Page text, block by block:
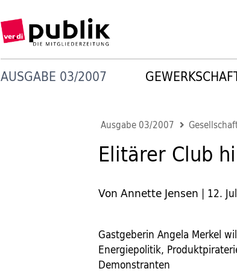
AUSGABE 03/2007
Ausgabe 03/2007
Elitärer Club
Von Annette Jensen | 12.
Gastgeberin Angela Merkel
Energiepolitik,
Demonstranten